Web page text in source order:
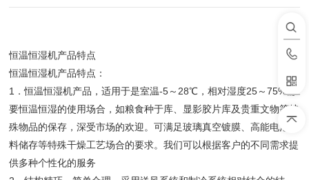
恒温恒湿机产品特点
恒温恒湿机产品特点：
1．恒温恒湿机产品，适用于是室温-5～28℃，相对湿度25～75%需
要恒温恒湿的使用场合，如粮食种于库、显影胶片库及贵重文物等特
殊物品的保存，深受市场的欢迎。可满足玻璃真空镀膜、高能电池原
料储存等特殊干燥工艺场合的要求。我们可以根据客户的不同需求提
供多种个性化的服务